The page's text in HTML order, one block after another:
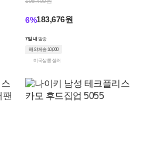
6%183,676원
7일 내 발송
해외배송 10,000
미국살롱 셀러